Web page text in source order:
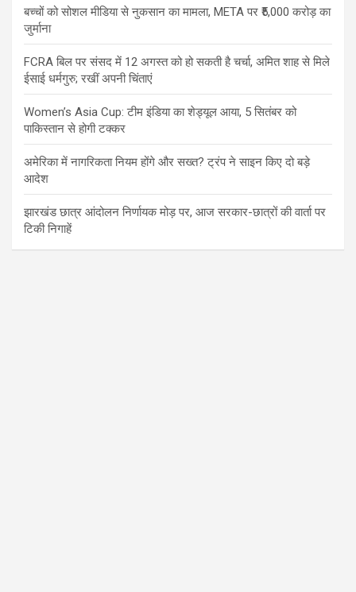
बच्चों को सोशल मीडिया से नुकसान का मामला, META पर ₹5,000 करोड़ का
जुर्माना
FCRA बिल पर संसद में 12 अगस्त को हो सकती है चर्चा, अमित शाह से मिले
ईसाई धर्मगुरु; रखीं अपनी चिंताएं
Women’s Asia Cup: टीम इंडिया का शेड्यूल आया, 5 सितंबर को
पाकिस्तान से होगी टक्कर
अमेरिका में नागरिकता नियम होंगे और सख्त? ट्रंप ने साइन किए दो बड़े
आदेश
झारखंड छात्र आंदोलन निर्णायक मोड़ पर, आज सरकार-छात्रों की वार्ता पर
टिकी निगाहें